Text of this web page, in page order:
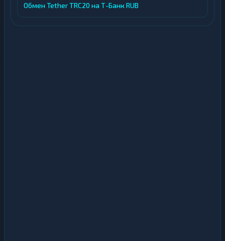
Обмен Tether TRC20 на Т-Банк RUB